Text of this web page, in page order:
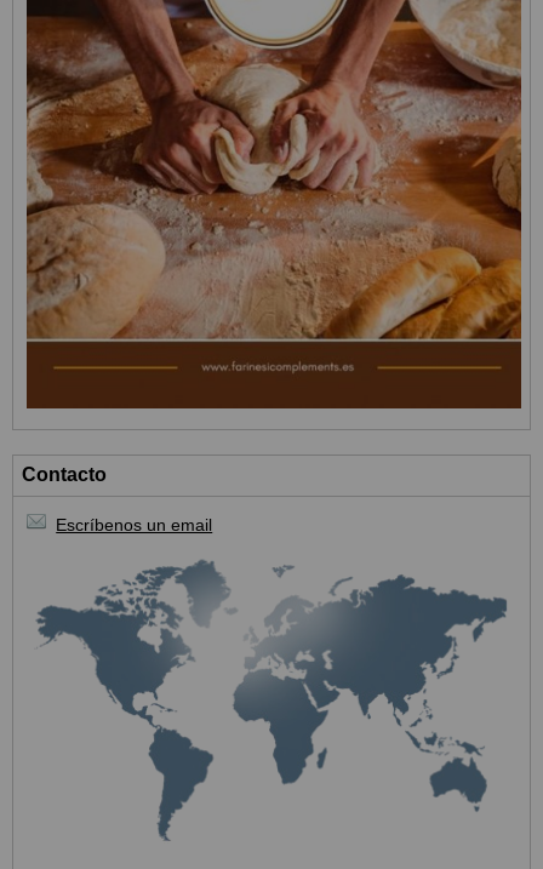
Contacto
Escríbenos un email